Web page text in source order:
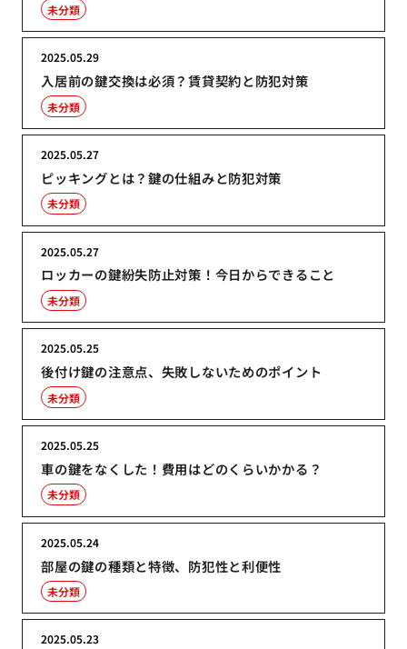
未分類
入居前の鍵交換は必須？賃貸契約と防犯対策
2025.05.29
未分類
ピッキングとは？鍵の仕組みと防犯対策
2025.05.27
未分類
ロッカーの鍵紛失防止対策！今日からできること
2025.05.27
未分類
後付け鍵の注意点、失敗しないためのポイント
2025.05.25
未分類
車の鍵をなくした！費用はどのくらいかかる？
2025.05.25
未分類
部屋の鍵の種類と特徴、防犯性と利便性
2025.05.24
未分類
2025.05.23